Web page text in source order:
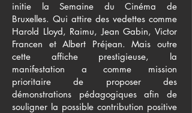
initie la Semaine du Cinéma de
Bruxelles. Qui attire des vedettes comme
Harold Lloyd, Raimu, Jean Gabin, Victor
Francen et Albert Préjean. Mais outre
cette affiche prestigieuse, la
manifestation a comme mission
prioritaire de proposer des
démonstrations pédagogiques afin de
souligner la possible contribution positive